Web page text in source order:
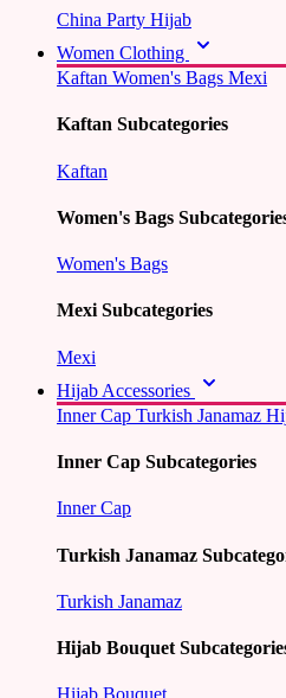
China Party Hijab
Women Clothing
Kaftan Women's Bags Mexi
Kaftan Subcategories
Kaftan
Women's Bags
Women's Bags
Mexi Subcategories
Mexi
Hijab Accessories
Inner Cap Turkish Janamaz
Inner Cap Subcategories
Inner Cap
Turkish Janamaz
Turkish Janamaz
Hijab Bouquet